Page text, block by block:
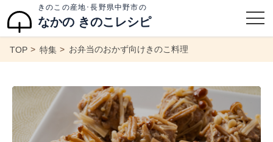
きのこの産地･長野県中野市の
なかの きのこレシピ
TOP 特集 お弁当のおかず向けきのこ料理